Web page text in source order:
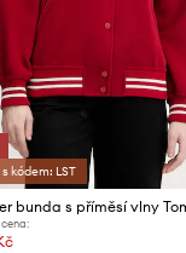
kódem: LST